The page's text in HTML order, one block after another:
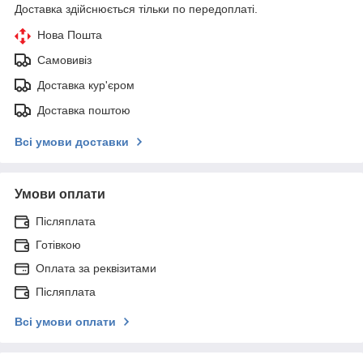
Доставка здійснюється тільки по передоплаті.
Нова Пошта
Самовивіз
Доставка кур'єром
Доставка поштою
Всі умови доставки
Умови оплати
Післяплата
Готівкою
Оплата за реквізитами
Післяплата
Всі умови оплати